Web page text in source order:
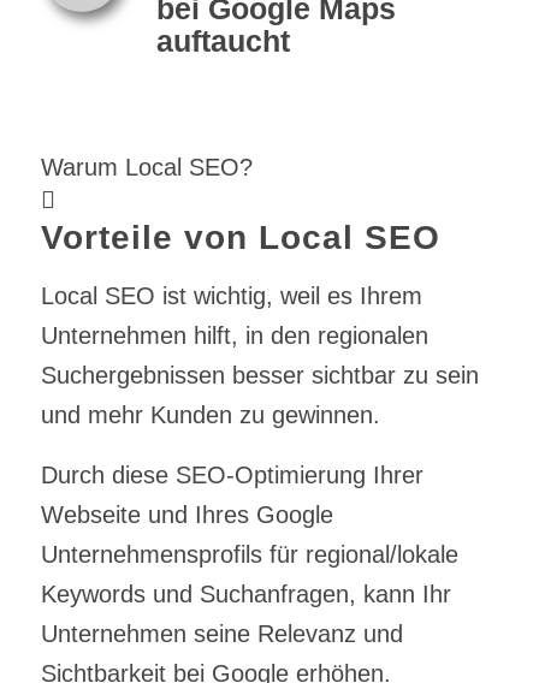
bei Google Maps
auftaucht
Warum Local SEO?
Vorteile von Local SEO
Local SEO ist wichtig, weil es Ihrem
Unternehmen hilft, in den regionalen
Suchergebnissen besser sichtbar zu sein
und mehr Kunden zu gewinnen.
Durch diese SEO-Optimierung Ihrer
Webseite und Ihres Google
Unternehmensprofils für regional/lokale
Keywords und Suchanfragen, kann Ihr
Unternehmen seine Relevanz und
Sichtbarkeit bei Google erhöhen.